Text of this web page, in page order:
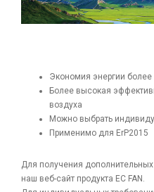
Экономия энергии более
Более высокая
воздуха
Можно выбрать
Применимо для ErP2015
Для получения
наш веб-сайт продукта EC FAN.